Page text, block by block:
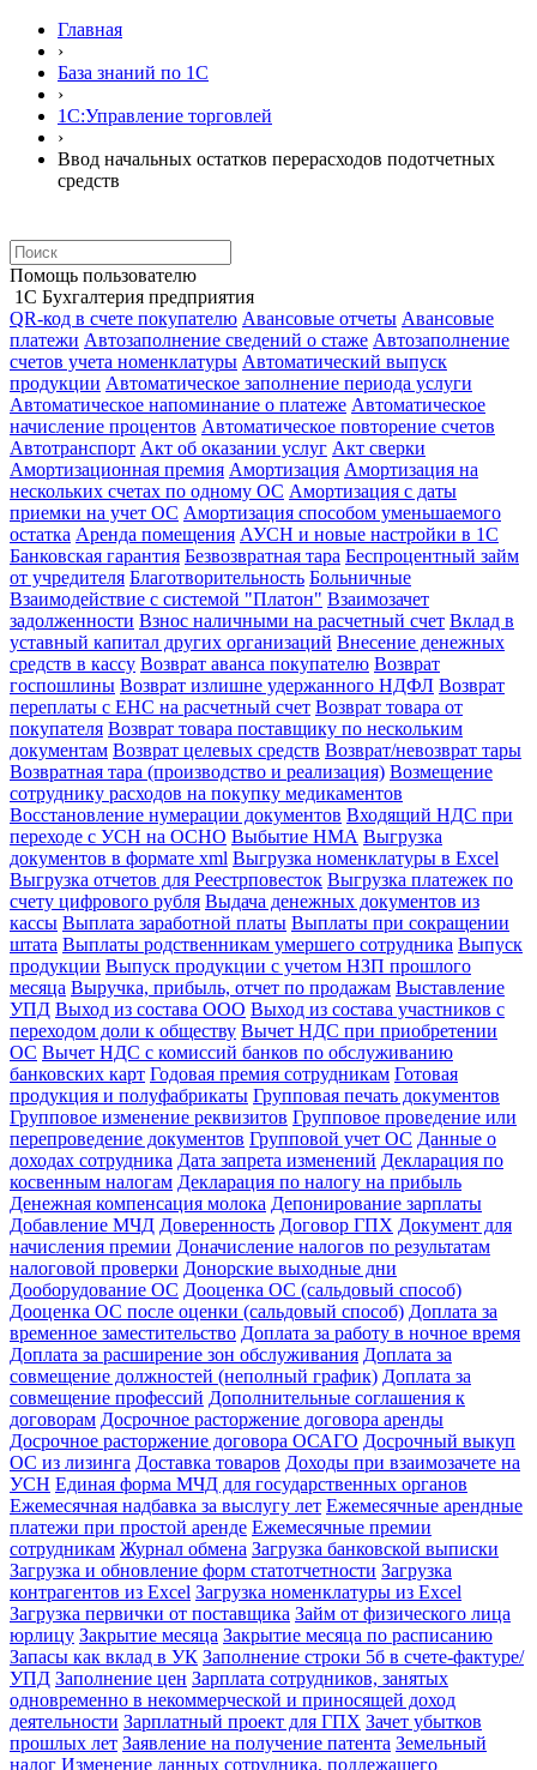
Главная
›
База знаний по 1С
›
1С:Управление торговлей
›
Ввод начальных остатков перерасходов подотчетных
средств
Помощь пользователю
1С Бухгалтерия предприятия
QR-код в счете покупателю Авансовые отчеты Авансовые
платежи Автозаполнение сведений о стаже Автозаполнение
счетов учета номенклатуры Автоматический выпуск
продукции Автоматическое заполнение периода услуги
Автоматическое напоминание о платеже Автоматическое
начисление процентов Автоматическое повторение счетов
Автотранспорт Акт об оказании услуг Акт сверки
Амортизационная премия Амортизация Амортизация на
нескольких счетах по одному ОС Амортизация с даты
приемки на учет ОС Амортизация способом уменьшаемого
остатка Аренда помещения АУСН и новые настройки в 1С
Банковская гарантия Безвозвратная тара Беспроцентный займ
от учредителя Благотворительность Больничные
Взаимодействие с системой "Платон" Взаимозачет
задолженности Взнос наличными на расчетный счет Вклад в
уставный капитал других организаций Внесение денежных
средств в кассу Возврат аванса покупателю Возврат
госпошлины Возврат излишне удержанного НДФЛ Возврат
переплаты с ЕНС на расчетный счет Возврат товара от
покупателя Возврат товара поставщику по нескольким
документам Возврат целевых средств Возврат/невозврат тары
Возвратная тара (производство и реализация) Возмещение
сотруднику расходов на покупку медикаментов
Восстановление нумерации документов Входящий НДС при
переходе с УСН на ОСНО Выбытие НМА Выгрузка
документов в формате xml Выгрузка номенклатуры в Excel
Выгрузка отчетов для Реестрповесток Выгрузка платежек по
счету цифрового рубля Выдача денежных документов из
кассы Выплата заработной платы Выплаты при сокращении
штата Выплаты родственникам умершего сотрудника Выпуск
продукции Выпуск продукции с учетом НЗП прошлого
месяца Выручка, прибыль, отчет по продажам Выставление
УПД Выход из состава ООО Выход из состава участников с
переходом доли к обществу Вычет НДС при приобретении
ОС Вычет НДС с комиссий банков по обслуживанию
банковских карт Годовая премия сотрудникам Готовая
продукция и полуфабрикаты Групповая печать документов
Групповое изменение реквизитов Групповое проведение или
перепроведение документов Групповой учет ОС Данные о
доходах сотрудника Дата запрета изменений Декларация по
косвенным налогам Декларация по налогу на прибыль
Денежная компенсация молока Депонирование зарплаты
Добавление МЧД Доверенность Договор ГПХ Документ для
начисления премии Доначисление налогов по результатам
налоговой проверки Донорские выходные дни
Дооборудование ОС Дооценка ОС (сальдовый способ)
Дооценка ОС после оценки (сальдовый способ) Доплата за
временное заместительство Доплата за работу в ночное время
Доплата за расширение зон обслуживания Доплата за
совмещение должностей (неполный график) Доплата за
совмещение профессий Дополнительные соглашения к
договорам Досрочное расторжение договора аренды
Досрочное расторжение договора ОСАГО Досрочный выкуп
ОС из лизинга Доставка товаров Доходы при взаимозачете на
УСН Единая форма МЧД для государственных органов
Ежемесячная надбавка за выслугу лет Ежемесячные арендные
платежи при простой аренде Ежемесячные премии
сотрудникам Журнал обмена Загрузка банковской выписки
Загрузка и обновление форм статотчетности Загрузка
контрагентов из Excel Загрузка номенклатуры из Excel
Загрузка первички от поставщика Займ от физического лица
юрлицу Закрытие месяца Закрытие месяца по расписанию
Запасы как вклад в УК Заполнение строки 5б в счете-фактуре/
УПД Заполнение цен Зарплата сотрудников, занятых
одновременно в некоммерческой и приносящей доход
деятельности Зарплатный проект для ГПХ Зачет убытков
прошлых лет Заявление на получение патента Земельный
налог Изменение данных сотрудника, подлежащего